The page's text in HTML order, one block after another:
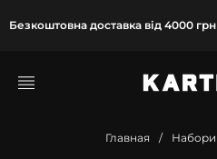
Безкоштовна доставка від 4000 грн
Главная / Набори